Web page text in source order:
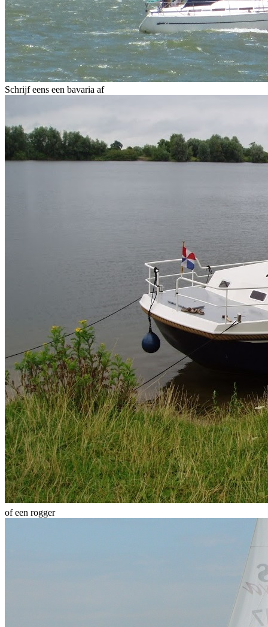
Schrijf eens een bavaria af
of een rogger